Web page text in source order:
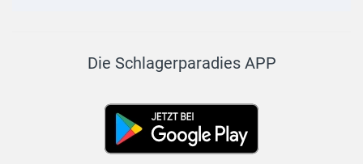
Die Schlagerparadies APP